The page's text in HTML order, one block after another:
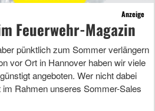
Anzeige
Feuerwehr-Magazin
pünktlich zum Sommer verlängern
vor Ort in Hannover haben wir viele
angeboten. Wer nicht dabei
Rahmen unseres Sommer-Sales